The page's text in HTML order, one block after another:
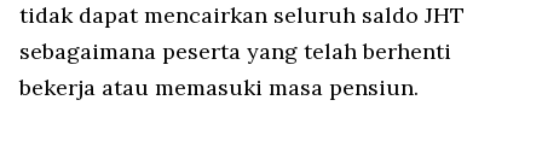
tidak dapat mencairkan seluruh saldo JHT
sebagaimana peserta yang telah berhenti
bekerja atau memasuki masa pensiun.